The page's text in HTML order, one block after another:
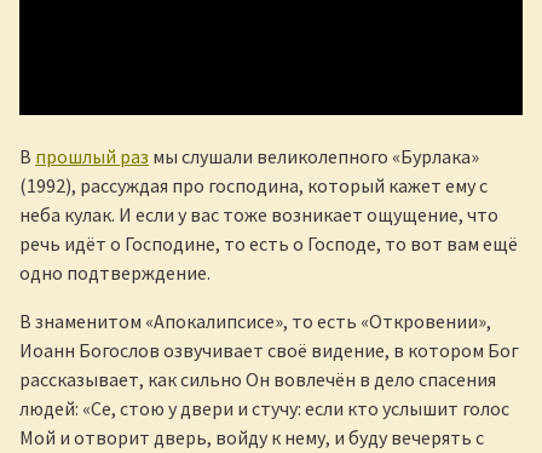
В прошлый раз мы слушали великолепного «Бурлака»
(1992), рассуждая про господина, который кажет ему с
неба кулак. И если у вас тоже возникает ощущение, что
речь идёт о Господине, то есть о Господе, то вот вам ещё
одно подтверждение.
В знаменитом «Апокалипсисе», то есть «Откровении»,
Иоанн Богослов озвучивает своё видение, в котором Бог
рассказывает, как сильно Он вовлечён в дело спасения
людей: «Се, стою у двери и стучу: если кто услышит голос
Мой и отворит дверь, войду к нему, и буду вечерять с